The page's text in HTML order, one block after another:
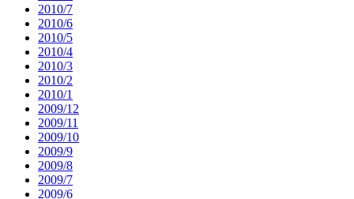
2010/7
2010/6
2010/5
2010/4
2010/3
2010/2
2010/1
2009/12
2009/11
2009/10
2009/9
2009/8
2009/7
2009/6